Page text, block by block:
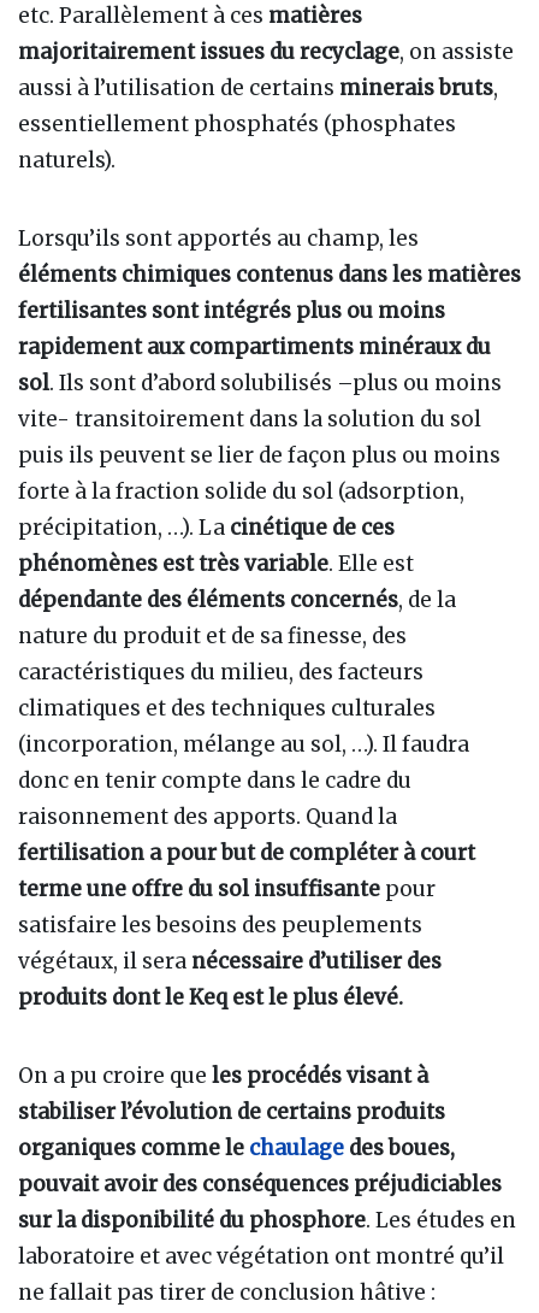
etc. Parallèlement à ces matières
majoritairement issues du recyclage, on assiste
aussi à l’utilisation de certains minerais bruts,
essentiellement phosphatés (phosphates
naturels).
Lorsqu’ils sont apportés au champ, les
éléments chimiques contenus dans les matières
fertilisantes sont intégrés plus ou moins
rapidement aux compartiments minéraux du
sol. Ils sont d’abord solubilisés –plus ou moins
vite- transitoirement dans la solution du sol
puis ils peuvent se lier de façon plus ou moins
forte à la fraction solide du sol (adsorption,
précipitation, …). La cinétique de ces
phénomènes est très variable. Elle est
dépendante des éléments concernés, de la
nature du produit et de sa finesse, des
caractéristiques du milieu, des facteurs
climatiques et des techniques culturales
(incorporation, mélange au sol, …). Il faudra
donc en tenir compte dans le cadre du
raisonnement des apports. Quand la
fertilisation a pour but de compléter à court
terme une offre du sol insuffisante pour
satisfaire les besoins des peuplements
végétaux, il sera nécessaire d’utiliser des
produits dont le Keq est le plus élevé.
On a pu croire que les procédés visant à
stabiliser l’évolution de certains produits
organiques comme le chaulage des boues,
pouvait avoir des conséquences préjudiciables
sur la disponibilité du phosphore. Les études en
laboratoire et avec végétation ont montré qu’il
ne fallait pas tirer de conclusion hâtive :